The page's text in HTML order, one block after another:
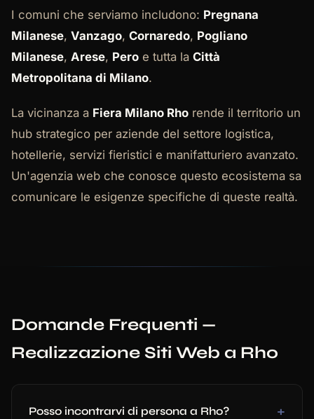
I comuni che serviamo includono: Pregnana
Milanese, Vanzago, Cornaredo, Pogliano
Milanese, Arese, Pero e tutta la Città
Metropolitana di Milano.
La vicinanza a Fiera Milano Rho rende il territorio un
hub strategico per aziende del settore logistica,
hotellerie, servizi fieristici e manifatturiero avanzato.
Un'agenzia web che conosce questo ecosistema sa
comunicare le esigenze specifiche di queste realtà.
Domande Frequenti —
Realizzazione Siti Web a Rho
Posso incontrarvi di persona a Rho?